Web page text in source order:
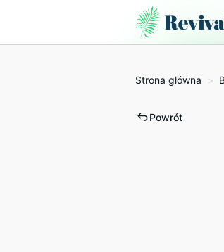
Strona główna >
Powrót